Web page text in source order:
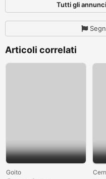
Tutti gli
Articoli correlati
Goito